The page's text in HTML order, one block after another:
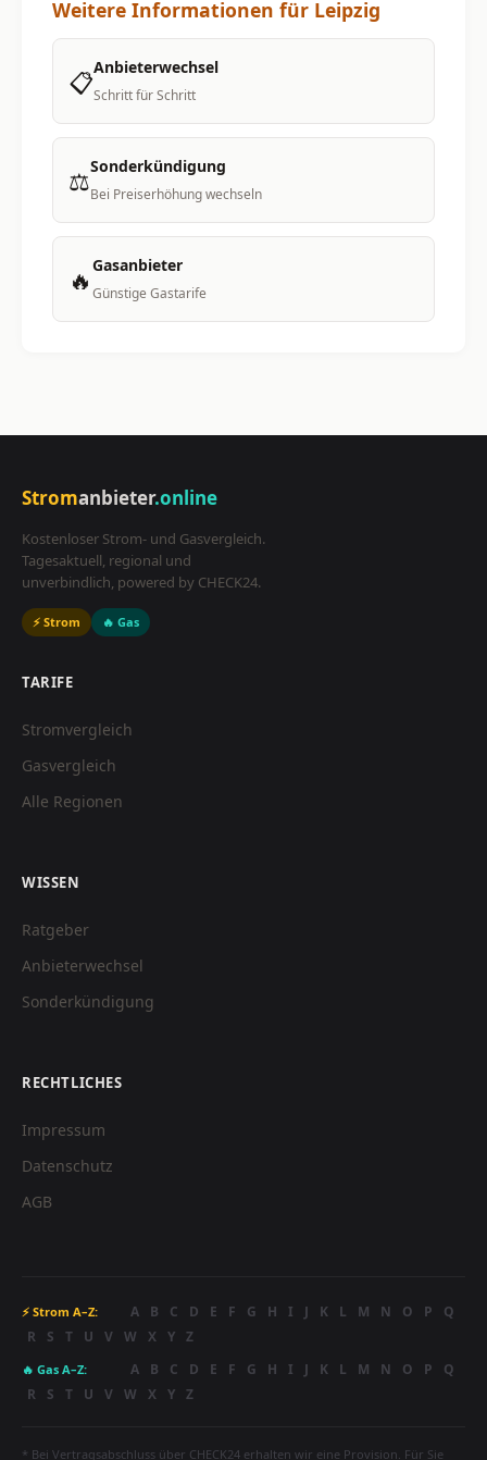
Weitere Informationen für Leipzig
📋Anbieterwechsel
Schritt für Schritt
⚖️Sonderkündigung
Bei Preiserhöhung wechseln
🔥 Gasanbieter
Günstige Gastarife
Stromanbieter.online
Kostenloser Strom- und Gasvergleich.
Tagesaktuell, regional und
unverbindlich, powered by CHECK24.
⚡ Strom 🔥 Gas
TARIFE
Stromvergleich
Gasvergleich
Alle Regionen
WISSEN
Ratgeber
Anbieterwechsel
Sonderkündigung
RECHTLICHES
Impressum
Datenschutz
AGB
⚡ Strom A–Z: A B C D E F G H I J K L M N O P
Q
R
S T U V W X Y Z
🔥 Gas A–Z: A B C D E F G H I J K L M N O P
Q
R
S T U V W X Y Z
* Bei Vertragsabschluss über CHECK24 erhalten wir eine Provision. Für Sie